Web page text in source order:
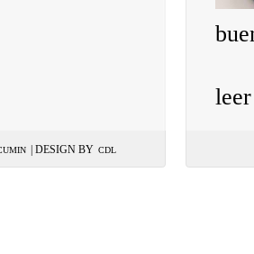
| DESIGN BY CDL